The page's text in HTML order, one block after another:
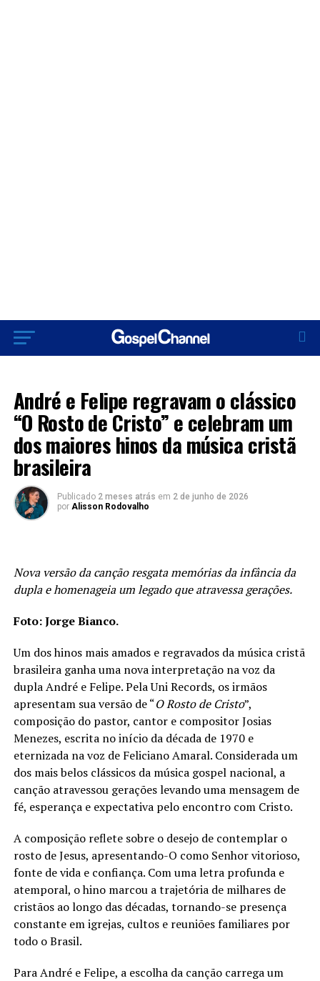
André e Felipe regravam o clássico
“O Rosto de Cristo” e celebram um
dos maiores hinos da música cristã
brasileira
Publicado 2 meses atrás em 2 de junho de 2026
por Alisson Rodovalho
Nova versão da canção resgata memórias da infância da
dupla e homenageia um legado que atravessa gerações.
Foto: Jorge Bianco.
Um dos hinos mais amados e regravados da música cristã
brasileira ganha uma nova interpretação na voz da
dupla André e Felipe. Pela Uni Records, os irmãos
apresentam sua versão de “O Rosto de Cristo”,
composição do pastor, cantor e compositor Josias
Menezes, escrita no início da década de 1970 e
eternizada na voz de Feliciano Amaral. Considerada um
dos mais belos clássicos da música gospel nacional, a
canção atravessou gerações levando uma mensagem de
fé, esperança e expectativa pelo encontro com Cristo.
A composição reflete sobre o desejo de contemplar o
rosto de Jesus, apresentando-O como Senhor vitorioso,
fonte de vida e confiança. Com uma letra profunda e
atemporal, o hino marcou a trajetória de milhares de
cristãos ao longo das décadas, tornando-se presença
constante em igrejas, cultos e reuniões familiares por
todo o Brasil.
Para André e Felipe, a escolha da canção carrega um